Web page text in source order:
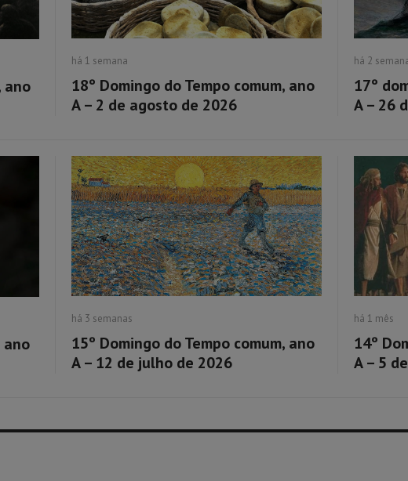
ano
há 1 semana
18º Domingo do Tempo comum, ano
A – 2 de agosto de 2026
há 2
17º
A – 26
ano
há 3 semanas
15º Domingo do Tempo comum, ano
A – 12 de julho de 2026
há 1 mês
14º
A – 5